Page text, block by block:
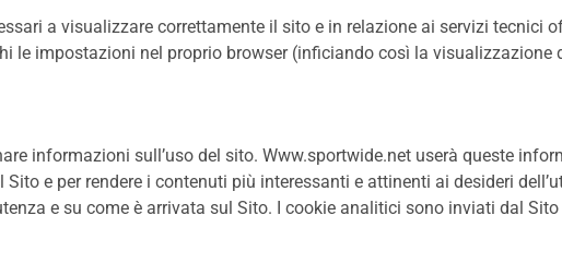
a visualizzare correttamente il sito e in relazione ai servizi tecnici
le impostazioni nel proprio browser (inficiando così la visualizzazione
informazioni sull’uso del sito. Www.sportwide.net userà queste
e per rendere i contenuti più interessanti e attinenti ai desideri
e su come è arrivata sul Sito. I cookie analitici sono inviati dal